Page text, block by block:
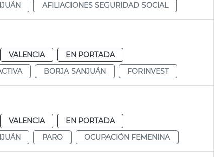
AFILIACIONES SEGURIDAD SOCIAL
VALENCIA
EN PORTADA
BORJA SANJUÁN FORINVEST
VALENCIA
EN PORTADA
PARO OCUPACIÓN FEMENINA